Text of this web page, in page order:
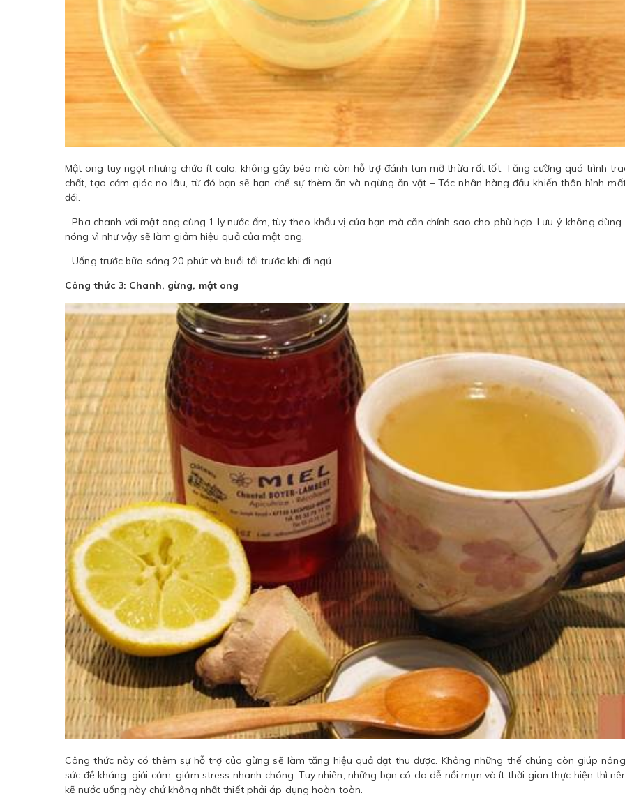
Mật ong tuy ngọt nhưng chứa ít calo, không gây béo mà còn hỗ trợ đánh tan mỡ thừa rất tốt. Tăng cường quá trình
chất, tạo cảm giác no lâu, từ đó bạn sẽ hạn chế sự thèm ăn và ngừng ăn vặt – Tác nhân hàng đầu khiến thân hình
đối.
- Pha chanh với mật ong cùng 1 ly nước ấm, tùy theo khẩu vị của bạn mà căn chỉnh sao cho phù hợp. Lưu ý, không dùng
nóng vì như vậy sẽ làm giảm hiệu quả của mật ong.
- Uống trước bữa sáng 20 phút và buổi tối trước khi đi ngủ.
Công thức 3: Chanh, gừng, mật ong
Công thức này có thêm sự hỗ trợ của gừng sẽ làm tăng hiệu quả đạt thu được. Không những thế chúng còn giúp
sức đề kháng, giải cảm, giảm stress nhanh chóng. Tuy nhiên, những bạn có da dễ nổi mụn và ít thời gian thực hiện thì
kẽ nước uống này chứ không nhất thiết phải áp dụng hoàn toàn.